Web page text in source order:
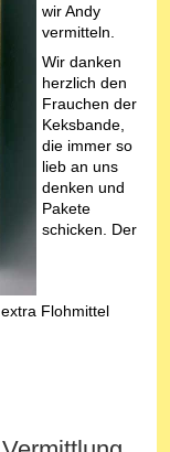
wir Andy
vermitteln.
Wir danken
herzlich den
Frauchen der
Keksbande,
die immer so
lieb an uns
denken und
Pakete
schicken. Der
Flohmittel